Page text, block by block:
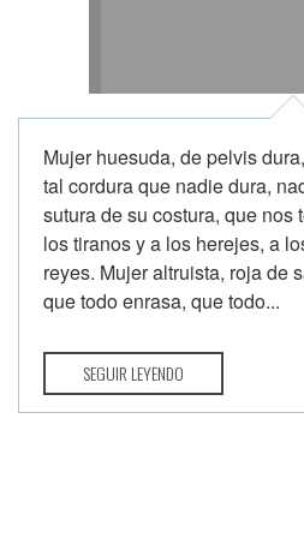
Mujer huesuda, de pelvis
tal cordura que nadie dura,
sutura de su costura, que nos
los tiranos y a los herejes, a
reyes. Mujer altruista, roja de
que todo enrasa, que todo...
SEGUIR LEYENDO